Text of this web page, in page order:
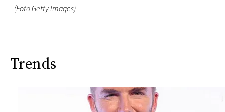
(Foto Getty Images)
Trends